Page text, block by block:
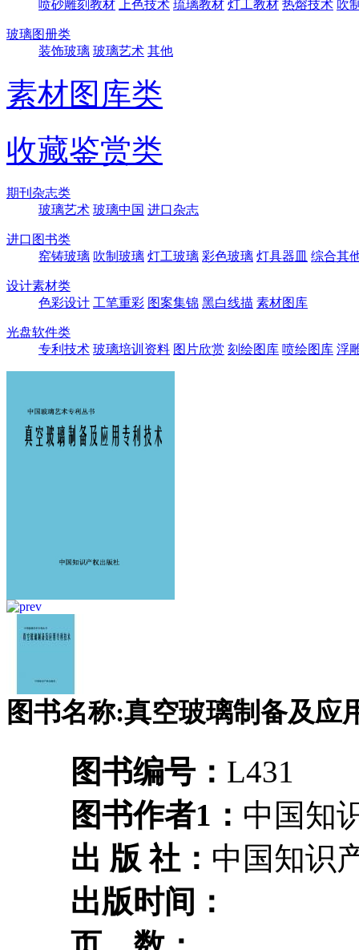
喷砂雕刻教材
上色技术 琉璃教材 灯工教材 热熔技术 吹
玻璃图册类
装饰玻璃 玻璃艺术 其他
素材图库类
收藏鉴赏类
期刊杂志类
玻璃艺术 玻璃中国 进口杂志
进口图书类
窑铸玻璃 吹制玻璃 灯工玻璃 彩色玻璃 灯具器皿 综合其
设计素材类
色彩设计 工笔重彩 图案集锦 黑白线描 素材图库
光盘软件类
专利技术 玻璃培训资料 图片欣赏 刻绘图库 喷绘图库 浮
图书名称:真空玻璃制备及应
图书编号： L431
图书作者1： 中国知
出 版 社： 中国知识
出版时间：